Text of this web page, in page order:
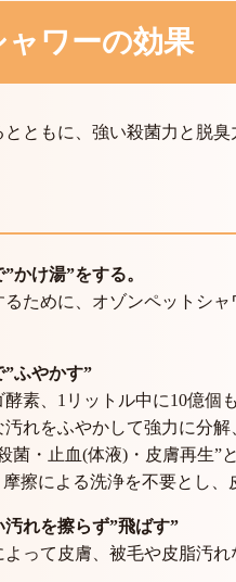
ワーの効果
ともに、強い殺菌力と脱
け湯”をする。
ために、オゾンペットシ
ふやかす”
素、1リットル中に10億個
れをふやかして強力に分
菌・止血(体液)・皮膚再生”
擦による洗浄を不要とし
れを擦らず”飛ばす”
って皮膚、被毛や皮脂汚